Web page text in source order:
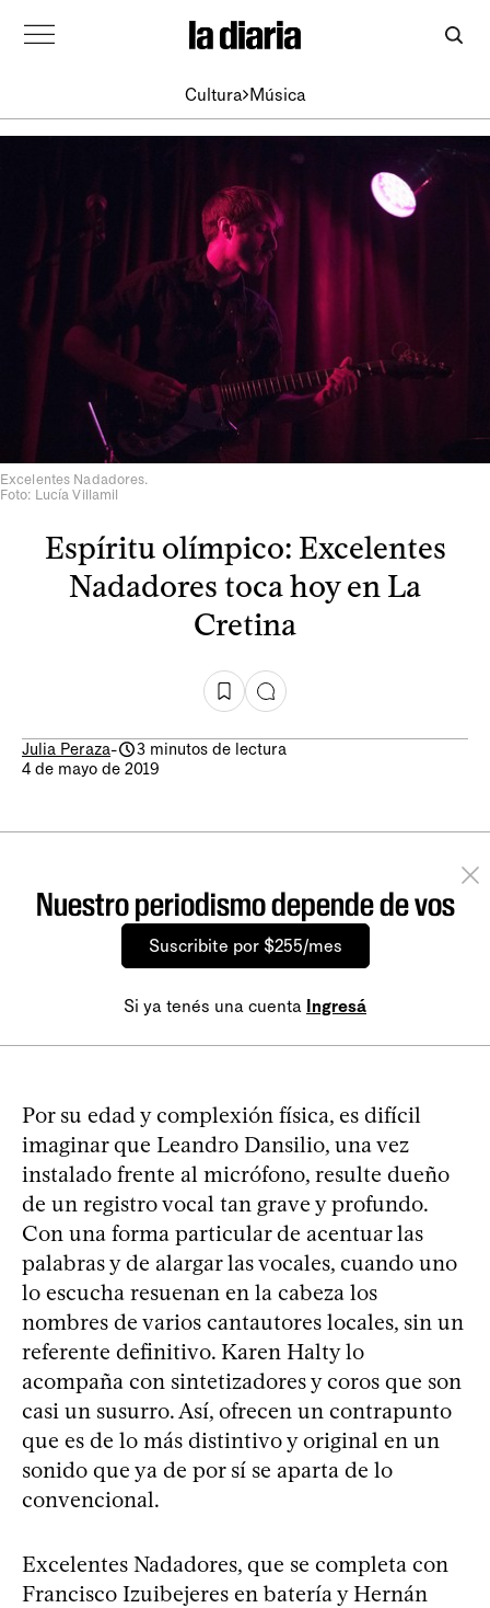
Cultura Música
Excelentes Nadadores.
Foto: Lucía Villamil
Espíritu olímpico: Excelentes
Nadadores toca hoy en La
Cretina
Julia Peraza-
3 minutos de lectura
4 de mayo de 2019
Nuestro periodismo depende de vos
Suscribite por $255/mes
Si ya tenés una cuenta Ingresá
Por su edad y complexión física, es difícil
imaginar que Leandro Dansilio, una vez
instalado frente al micrófono, resulte dueño
de un registro vocal tan grave y profundo.
Con una forma particular de acentuar las
palabras y de alargar las vocales, cuando uno
lo escucha resuenan en la cabeza los
nombres de varios cantautores locales, sin un
referente definitivo. Karen Halty lo
acompaña con sintetizadores y coros que son
casi un susurro. Así, ofrecen un contrapunto
que es de lo más distintivo y original en un
sonido que ya de por sí se aparta de lo
convencional.
Excelentes Nadadores, que se completa con
Francisco Izuibejeres en batería y Hernán